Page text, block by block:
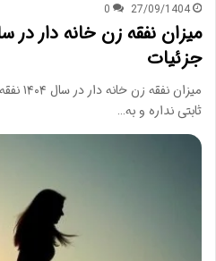
27/09/1404
0
جزئیات
ثابتی نداره و به…